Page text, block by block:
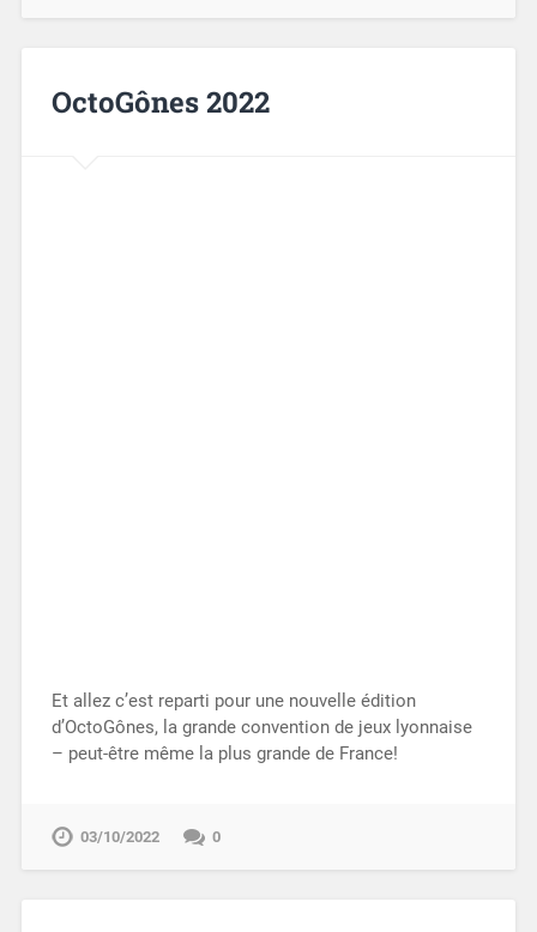
OctoGônes 2022
Et allez c’est reparti pour une nouvelle édition
d’OctoGônes, la grande convention de jeux lyonnaise
– peut-être même la plus grande de France!
03/10/2022 0